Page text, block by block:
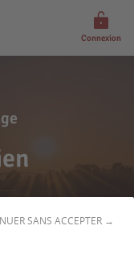
SANS ACCEPTER →
Connexion